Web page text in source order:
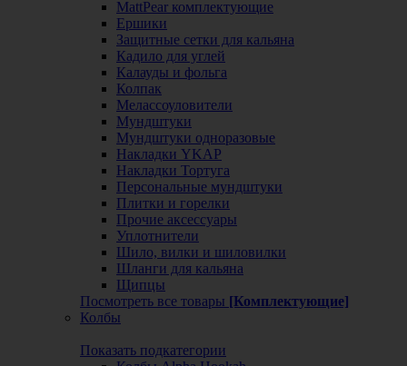
MattPear комплектующие
Ершики
Защитные сетки для кальяна
Кадило для углей
Калауды и фольга
Колпак
Мелассоуловители
Мундштуки
Мундштуки одноразовые
Накладки YKAP
Накладки Тортуга
Персональные мундштуки
Плитки и горелки
Прочие аксессуары
Уплотнители
Шило, вилки и шиловилки
Шланги для кальяна
Щипцы
Посмотреть все товары [Комплектующие]
Колбы
Показать подкатегории